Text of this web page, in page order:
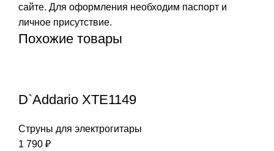
сайте. Для оформления необходим паспорт и
личное присутствие.
Похожие товары
D`Addario XTE1149
Струны для электрогитары
1 790 ₽